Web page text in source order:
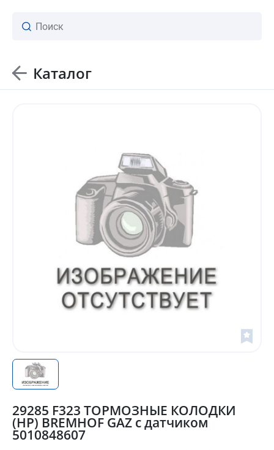
Каталог
29285 F323 ТОРМОЗНЫЕ КОЛОДКИ
(HP) BREMHOF GAZ с датчиком
5010848607